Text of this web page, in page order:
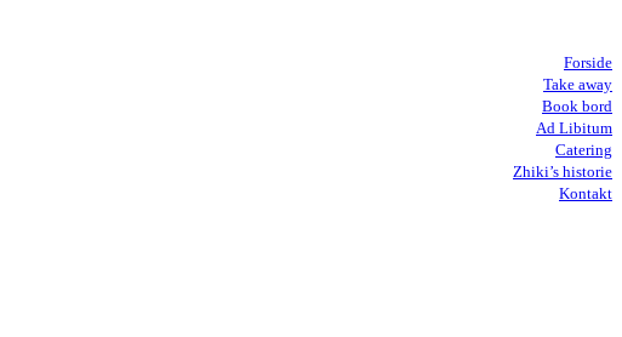
Forside
Take away
Book bord
Ad Libitum
Catering
Zhiki’s historie
Kontakt